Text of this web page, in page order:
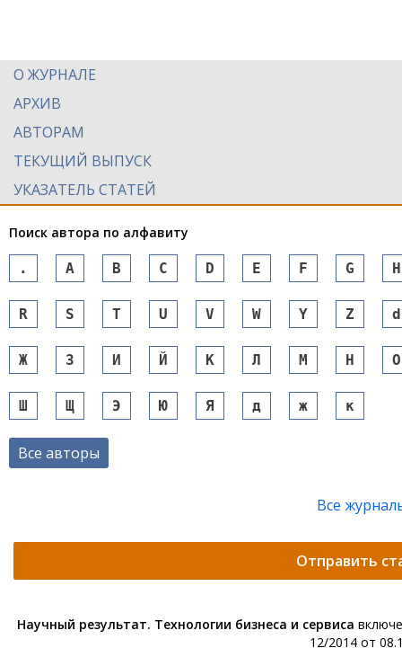
О ЖУРНАЛЕ
АРХИВ
АВТОРАМ
ТЕКУЩИЙ ВЫПУСК
УКАЗАТЕЛЬ СТАТЕЙ
Поиск автора по алфавиту
. A B C D E F G H
R S T U V W Y Z d
Ж З И Й К Л М Н О
Ш Щ Э Ю Я д ж к
Все авторы
Все
Отправить
Научный результат. Технологии бизнеса и сервиса
12/2014 от